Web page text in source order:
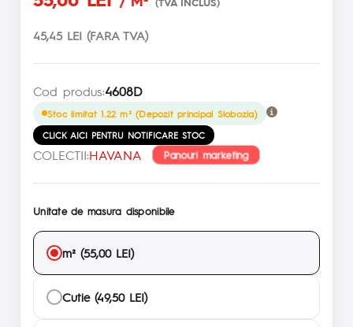
45,45 LEI (FARA TVA)
Cod produs:4608D
Stoc limitat 1.22 m² (Depozit principal Slobozia)
CLICK AICI PENTRU NOTIFICARE STOC
COLECTII:HAVANA Panouri marketing
Unitate de masura disponibile
m² (55,00 LEI)
Cutie (49,50 LEI)